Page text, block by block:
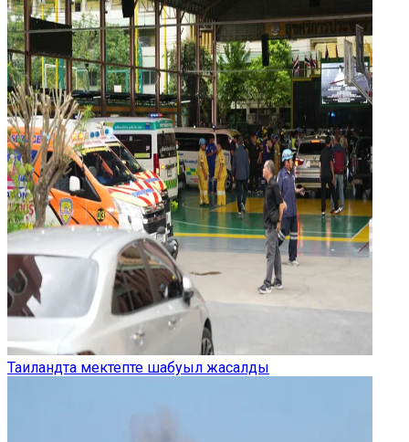
Таиландта мектепте шабуыл жасалды